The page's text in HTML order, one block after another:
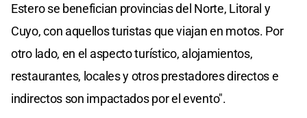
Estero se benefician provincias del Norte, Litoral y
Cuyo, con aquellos turistas que viajan en motos. Por
otro lado, en el aspecto turístico, alojamientos,
restaurantes, locales y otros prestadores directos e
indirectos son impactados por el evento".